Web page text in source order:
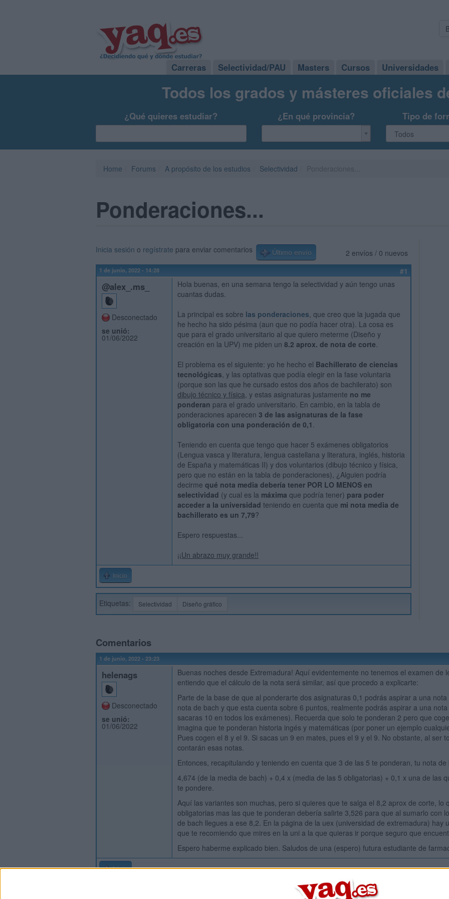
Carreras Selectividad/PAU Masters Cursos Universidades
Todos los grados y másteres oficiales
¿Qué quieres estudiar? ¿En qué provincia? Tipo de
Home Forums A propósito de los estudios Selectividad
Ponderaciones...
2 envíos / 0 nuevos
Inicia sesión o regístrate para enviar comentarios Último envío
1 de junio, 2022 - 14:28 #1
@alex_.ms_
Desconectado
se unió:
01/06/2022
Hola buenas, en una semana tengo la selectividad y aún tengo unas
cuantas dudas.
La principal es sobre las ponderaciones, que creo que la jugada que
he hecho ha sido pésima (aun que no podía hacer otra). La cosa es
que para el grado universitario al que quiero meterme (Diseño y
creación en la UPV) me piden un 8.2 aprox. de nota de corte.
El problema es el siguiente: yo he hecho el Bachillerato de ciencias
tecnológicas, y las optativas que podía elegir en la fase voluntaria
(porque son las que he cursado estos dos años de bachilerato) son
dibujo técnico y física, y estas asignaturas justamente no me
ponderan para el grado universitario. En cambio, en la tabla de
ponderaciones aparecen 3 de las asignaturas de la fase
obligatoria con una ponderación de 0,1 .
Teniendo en cuenta que tengo que hacer 5 exámenes obligatorios
(Lengua vasca y literatura, lengua castellana y literatura, inglés, historia
de España y matemáticas II) y dos voluntarios (dibujo técnico y física,
pero que no están en la tabla de ponderaciones), ¿Alguien podría
decirme qué nota media debería tener POR LO MENOS en
selectividad (y cual es la máxima que podría tener) para poder
acceder a la universidad teniendo en cuenta que mi nota media de
bachillerato es un 7,79?
Espero respuestas...
¡¡Un abrazo muy grande!!
Inicio
Etiquetas: Selectividad Diseño gráfico
Comentarios
1 de junio, 2022 - 23:23
helenags
Desconectado
se unió:
01/06/2022
Buenas noches desde Extremadura! Aquí evidentemente no tenemos el examen de
entiendo que el cálculo de la nota será similar, así que procedo a explicarte:
Parte de la base de que al ponderarte dos asignaturas 0,1 podrás aspirar a una
nota de bach y que esta cuenta sobre 6 puntos, realmente podrás aspirar a una
sacaras 10 en todos los exámenes). Recuerda que solo te ponderan 2 pero que
imagina que te ponderan historia ingés y matemáticas (por poner un ejemplo
Pues cogen el 8 y el 9. Si sacas un 9 en mates, pues el 9 y el 9. No obstante, al ser
contarán esas notas.
Entonces, recapitulando y teniendo en cuenta que 3 de las 5 te ponderan, tu nota de
4,674 (de la media de bach) + 0,4 x (media de las 5 obligatorias) + 0,1 x una de las
te pondere.
Aquí las variantes son muchas, pero si quieres que te salga el 8,2 aprox de corte, lo
obligatorias mas las que te ponderan debería salirte 3,526 para que al sumarlo con
de bach llegues a ese 8,2. En la página de la uex (universidad de extremadura) hay
que te recomiendo que mires en la uni a la que quieras ir porque seguro que
Espero haberme explicado bien. Saludos de una (espero) futura estudiante de
Inicio Inicia